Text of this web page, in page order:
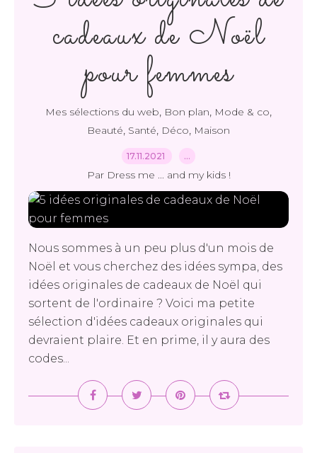
cadeaux de Noël
pour femmes
Mes sélections du web, Bon plan, Mode & co,
Beauté, Santé, Déco, Maison
17.11.2021 …
Par Dress me ... and my kids !
Nous sommes à un peu plus d'un mois de
Noël et vous cherchez des idées sympa, des
idées originales de cadeaux de Noël qui
sortent de l'ordinaire ? Voici ma petite
sélection d'idées cadeaux originales qui
devraient plaire. Et en prime, il y aura des
codes...